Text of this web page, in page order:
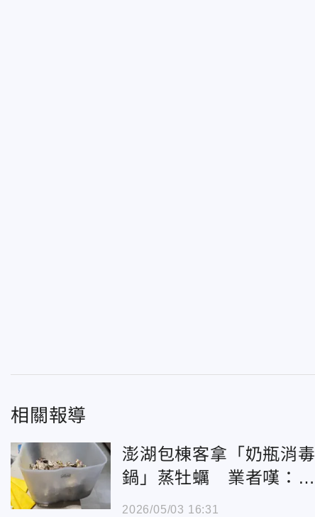
相關報導
澎湖包棟客拿「奶瓶消毒
鍋」蒸牡蠣 業者嘆：整
台報廢
2026/05/03 16:31